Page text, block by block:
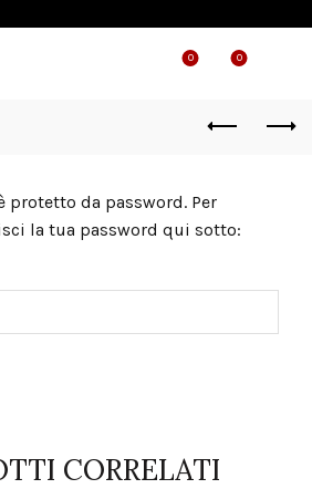
0 0
protetto da password. Per
la tua password qui sotto:
CORRELATI